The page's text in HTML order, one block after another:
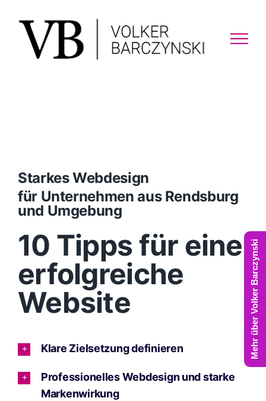
content
Starkes Webdesign
für Unternehmen aus Rendsburg
und Umgebung
10 Tipps für eine
erfolgreiche
Website
Klare Zielsetzung definieren
Professionelles Webdesign und starke
Markenwirkung
Mehr über Volker Barczynski